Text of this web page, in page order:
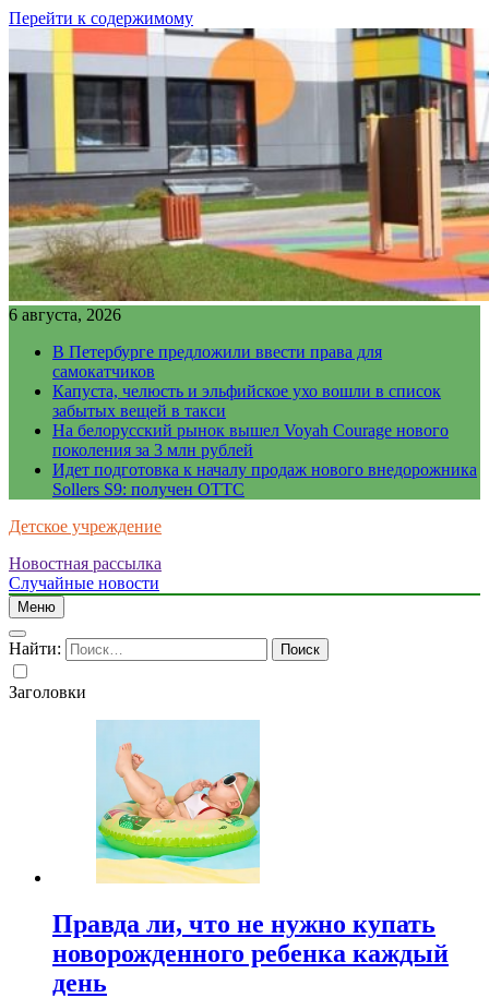
Перейти к содержимому
6 августа, 2026
В Петербурге предложили ввести права для
самокатчиков
Капуста, челюсть и эльфийское ухо вошли в список
забытых вещей в такси
На белорусский рынок вышел Voyah Courage нового
поколения за 3 млн рублей
Идет подготовка к началу продаж нового внедорожника
Sollers S9: получен ОТТС
Детское учреждение
Новостная рассылка
Случайные новости
Меню
Найти:
Заголовки
Правда ли, что не нужно купать
новорожденного ребенка каждый
день